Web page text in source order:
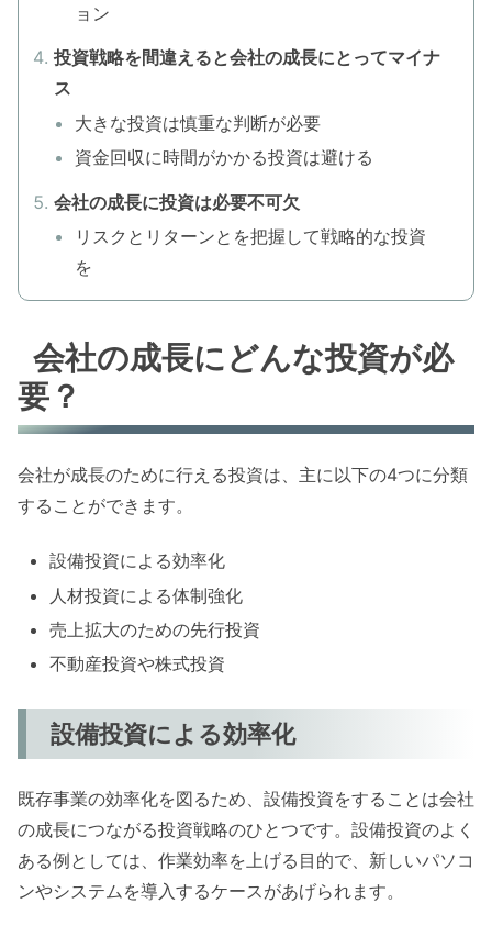
ョン
投資戦略を間違えると会社の成長にとってマイナ
ス
大きな投資は慎重な判断が必要
資金回収に時間がかかる投資は避ける
会社の成長に投資は必要不可欠
リスクとリターンとを把握して戦略的な投資
を
会社の成長にどんな投資が必
要？
会社が成長のために行える投資は、主に以下の4つに分類
することができます。
設備投資による効率化
人材投資による体制強化
売上拡大のための先行投資
不動産投資や株式投資
設備投資による効率化
既存事業の効率化を図るため、設備投資をすることは会社
の成長につながる投資戦略のひとつです。設備投資のよく
ある例としては、作業効率を上げる目的で、新しいパソコ
ンやシステムを導入するケースがあげられます。